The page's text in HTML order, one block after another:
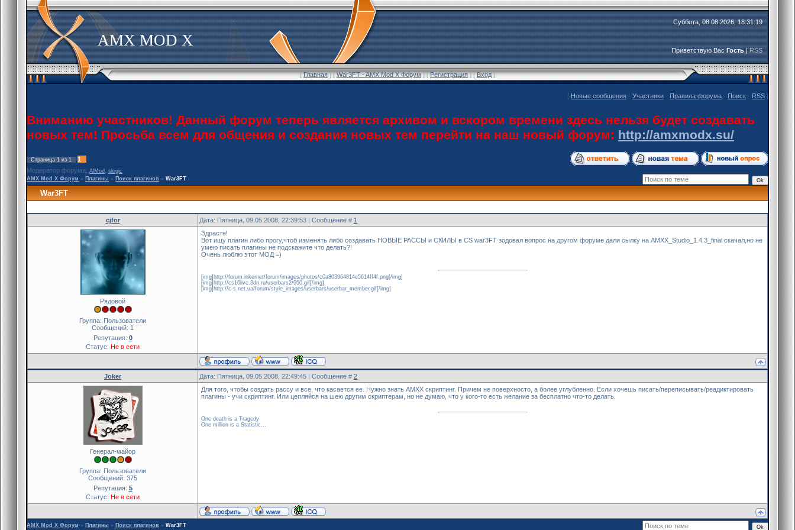
AMX MOD X
Суббота, 08.08.2026, 18:31:19
Приветствую Вас Гость|RSS
[Главная] [War3FT - AMX Mod X Форум] [Регистрация] [Вход]
[ Новые сообщения · Участники · Правила форума · Поиск · RSS ]
Вниманию участников! Данный форум теперь является архивом и вскором времени здесь нельзя будет создавать
новых тем! Просьба всем для общения и создания новых тем перейти на наш новый форум: http://amxmodx.su/
Страница 1 из 1
1
Модератор форума: AlMod
slogic
AMX Mod X Форум » Плагины » Поиск плагинов » War3FT
War3FT
cjfor Дата: Пятница, 09.05.2008, 22:39:53 | Сообщение # 1
Рядовой
Группа: Пользователи
Сообщений: 1
Репутация: 0
Статус: Не в сети
Здрасте!
Вот ищу плагин либо прогу,чтоб изменять либо создавать НОВЫЕ РАССЫ и СКИЛЫ в CS war3FT зодовал вопрос на другом форуме дали сылку на AMXX_Studio_1.4.3_final скачал,но не
умею писать плагины не подскажите что делать?!
Очень люблю этот МОД =)
[img]http://forum.inkernet/forum/images/photos/c0a803964814e5614ff4f.png[/img]
[img]http://cs16live.3dn.ru/userbars2/950.gif[/img]
[img]http://c-s.net.ua/forum/style_images/userbars/userbar_member.gif[/img]
Joker Дата: Пятница, 09.05.2008, 22:49:45 | Сообщение # 2
Генерал-майор
Группа: Пользователи
Сообщений: 375
Репутация: 5
Статус: Не в сети
Для того, чтобы создать рассу и все, что касается ее. Нужно знать AMXX скриптинг. Причем не поверхносто, а более углубленно. Если хочешь писать/переписывать/реадиктировать
плагины - учи скриптинг. Или цепляйся на шею другим скриптерам, но не думаю, что у кого-то есть желание за бесплатно что-то делать.
One death is a Tragedy
One million is a Statistic...
AMX Mod X Форум » Плагины » Поиск плагинов » War3FT